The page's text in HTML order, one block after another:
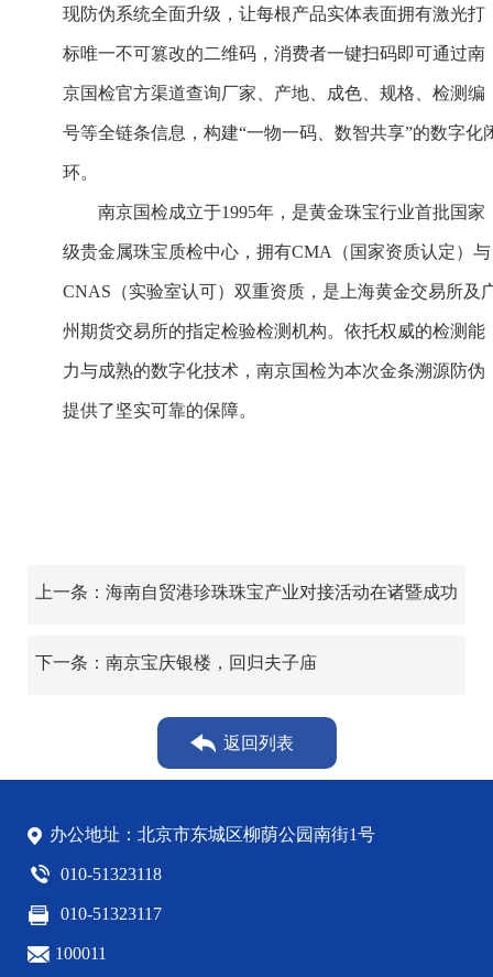
现防伪系统全面升级，让每根产品实体表面拥有激光打
标唯一不可篡改的二维码，消费者一键扫码即可通过南
京国检官方渠道查询厂家、产地、成色、规格、检测编
号等全链条信息，构建“一物一码、数智共享”的数字化
环。
南京国检成立于1995年，是黄金珠宝行业首批国家
级贵金属珠宝质检中心，拥有CMA（国家资质认定）与
CNAS（实验室认可）双重资质，是上海黄金交易所及
州期货交易所的指定检验检测机构。依托权威的检测能
力与成熟的数字化技术，南京国检为本次金条溯源防伪
提供了坚实可靠的保障。
上一条：海南自贸港珍珠珠宝产业对接活动在诸暨成功
下一条：南京宝庆银楼，回归夫子庙
返回列表
办公地址：北京市东城区柳荫公园南街1号
010-51323118
010-51323117
100011